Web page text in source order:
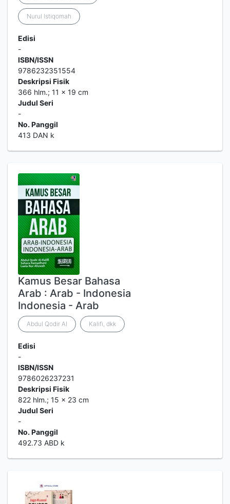
Nurul Istiqomah
Edisi
-
ISBN/ISSN
9786232351554
Deskripsi Fisik
366 hlm.; 11 x 19 cm
Judul Seri
-
No. Panggil
413 DAN k
Kamus Besar Bahasa
Arab : Arab - Indonesia
Indonesia - Arab
Abdul Qodir Al Kalifi, dkk
Edisi
-
ISBN/ISSN
9786026237231
Deskripsi Fisik
822 hlm.; 15 x 23 cm
Judul Seri
-
No. Panggil
492.73 ABD k